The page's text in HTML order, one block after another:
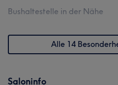
Bushaltestelle in der Nähe
Alle 14
Saloninfo